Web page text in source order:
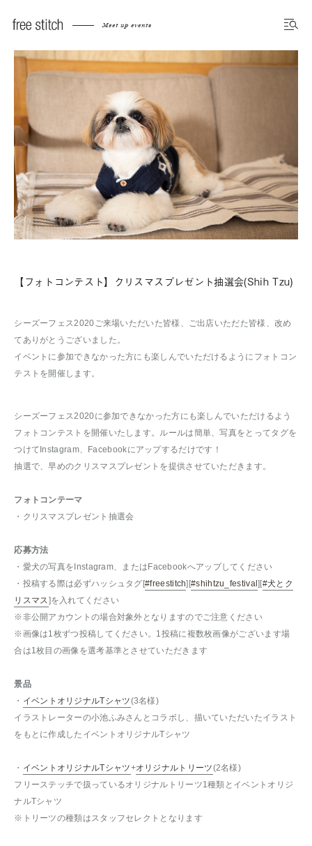
Meet up events
【フォトコンテスト】クリスマスプレゼント抽選会(Shih Tzu)
シーズーフェス2020ご来場いただいた皆様、ご出店いただた皆様、改め
てありがとうございました。
イベントに参加できなかった方にも楽しんでいただけるようにフォトコン
テストを開催します。
シーズーフェス2020に参加できなかった方にも楽しんでいただけるよう
フォトコンテストを開催いたします。ルールは簡単、写真をとってタグを
つけてInstagram、Facebookにアップするだけです！
抽選で、早めのクリスマスプレゼントを提供させていただきます。
フォトコンテーマ
・クリスマスプレゼント抽選会
応募方法
・愛犬の写真をInstagram、またはFacebookへアップしてください
・投稿する際は必ずハッシュタグ[#freestitch][#shihtzu_festival][#犬とク
リスマス]を入れてください
※非公開アカウントの場合対象外となりますのでご注意ください
※画像は1枚ずつ投稿してください。1投稿に複数枚画像がございます場
合は1枚目の画像を選考基準とさせていただきます
景品
・ イベントオリジナルTシャツ(3名様)
イラストレーターの小池ふみさんとコラボし、描いていただいたイラスト
をもとに作成したイベントオリジナルTシャツ
・ イベントオリジナルTシャツ+オリジナルトリーツ(2名様)
フリーステッチで扱っているオリジナルトリーツ1種類とイベントオリジ
ナルTシャツ
※トリーツの種類はスタッフセレクトとなります